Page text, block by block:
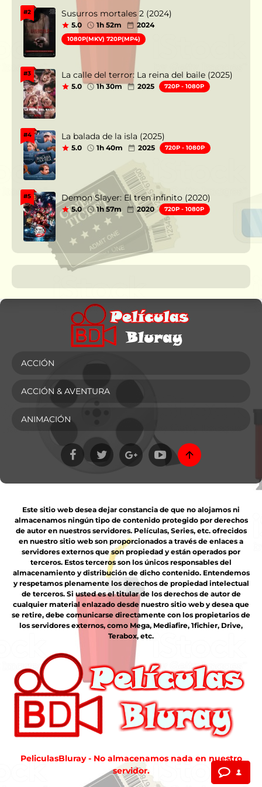
#2 Susurros mortales 2 (2024)
5.0 1h 52m 2024
1080P(MKV) 720P(MP4)
#3 La calle del terror: La reina del baile (2025)
5.0 1h 30m 2025 720P - 1080P
#4 La balada de la isla (2025)
5.0 1h 40m 2025 720P - 1080P
#5 Demon Slayer: El tren infinito (2020)
5.0 1h 57m 2020 720P - 1080P
ACCIÓN
ACCIÓN & AVENTURA
ANIMACIÓN
Este sitio web desea dejar constancia de que no alojamos ni
almacenamos ningún tipo de contenido protegido por derechos
de autor en nuestros servidores. Películas, Series, etc. ofrecidos
en nuestro sitio web son proporcionados a través de enlaces a
servidores externos que son propiedad y están operados por
terceros. Estos terceros son los únicos responsables del
almacenamiento y distribución de dicho contenido. Entendemos
y respetamos plenamente los derechos de propiedad intelectual
de terceros. Si usted es el titular de los derechos de autor de
cualquier material enlazado desde nuestro sitio web y desea que
se retire, debe comunicarse directamente con los propietarios de
los servidores externos, como Mega, Mediafire, 1fichier, Drive,
Terabox, etc.
PeliculasBluray - No almacenamos nada en nuestro
servidor.